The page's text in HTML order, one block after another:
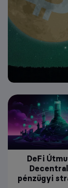
DeFi
pénzügyi